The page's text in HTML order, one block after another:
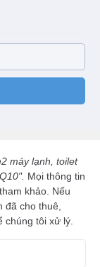
máy lạnh, toilet
Mọi thông tin
khảo. Nếu
đã cho thuê,
chúng tôi xử lý.